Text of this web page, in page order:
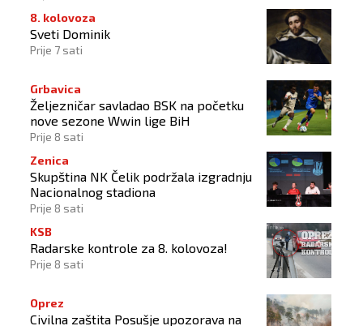
8. kolovoza
Sveti Dominik
Prije 7 sati
Grbavica
Željezničar savladao BSK na početku
nove sezone Wwin lige BiH
Prije 8 sati
Zenica
Skupština NK Čelik podržala izgradnju
Nacionalnog stadiona
Prije 8 sati
KSB
Radarske kontrole za 8. kolovoza!
Prije 8 sati
Oprez
Civilna zaštita Posušje upozorava na